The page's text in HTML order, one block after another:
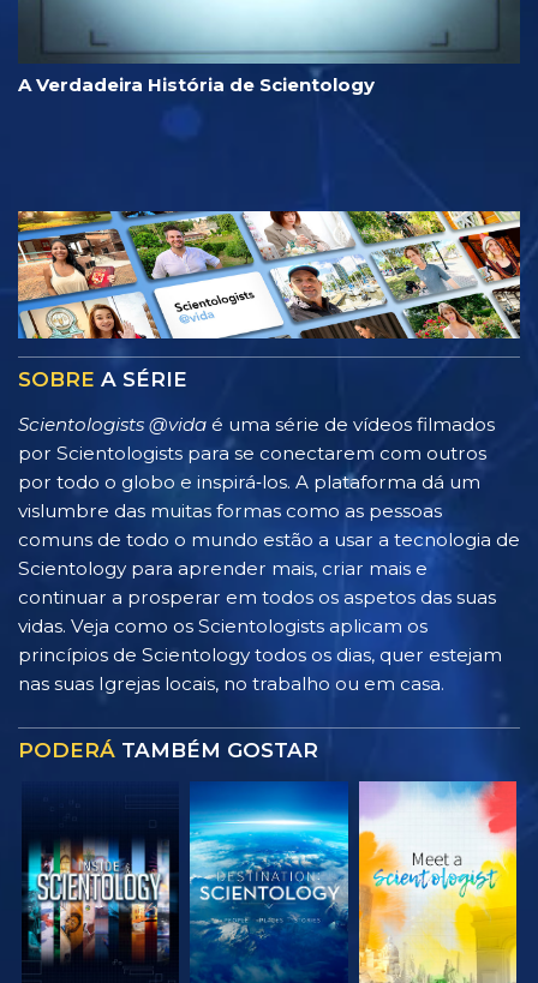
A Verdadeira História de Scientology
SOBRE A SÉRIE
Scientologists @vida é uma série de vídeos filmados
por Scientologists para se conectarem com outros
por todo o globo e inspirá‑los. A plataforma dá um
vislumbre das muitas formas como as pessoas
comuns de todo o mundo estão a usar a tecnologia de
Scientology para aprender mais, criar mais e
continuar a prosperar em todos os aspetos das suas
vidas. Veja como os Scientologists aplicam os
princípios de Scientology todos os dias, quer estejam
nas suas Igrejas locais, no trabalho ou em casa.
PODERÁ TAMBÉM GOSTAR